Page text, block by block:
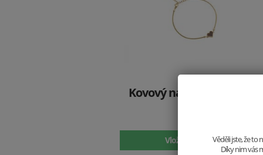
Kovový náramek Aurum
Vložit do košíkuVěděli jste, že to
Díky nim vás